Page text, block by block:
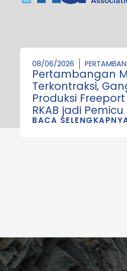
08/06/2026
Pertambangan
Terkontraksi,
Produksi
RKAB jadi Pemicu
BACA